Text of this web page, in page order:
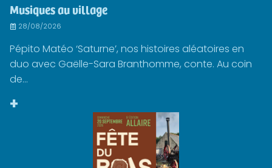
Musiques au village
28/08/2026
Pépito Matéo ‘Saturne’, nos histoires aléatoires en
duo avec Gaëlle-Sara Branthomme, conte. Au coin
de...
+